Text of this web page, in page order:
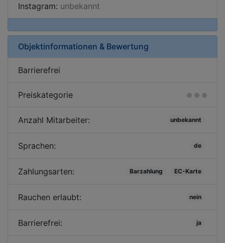
Instagram: unbekannt
Objektinformationen & Bewertung
Barrierefrei
Preiskategorie
Anzahl Mitarbeiter: unbekannt
Sprachen: de
Zahlungsarten: Barzahlung EC-Karte
Rauchen erlaubt: nein
Barrierefrei: ja